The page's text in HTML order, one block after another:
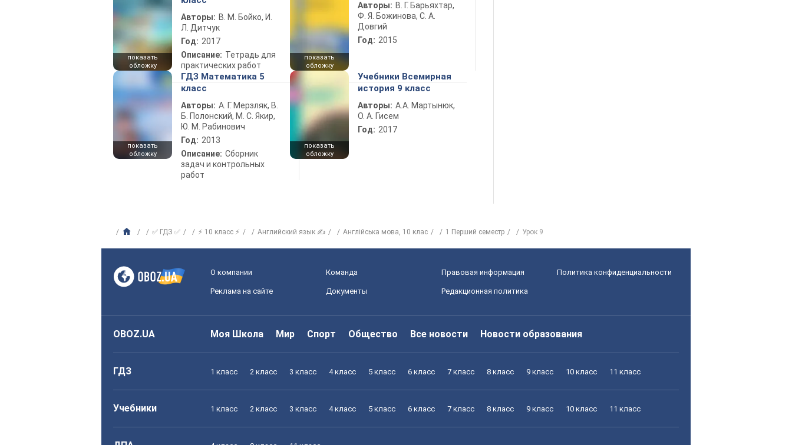
показать
обложку
Авторы: В. М. Бойко, И.
Л. Дитчук
Год: 2017
Описание: Тетрадь для
практических работ
показать
обложку
Авторы: В. Г. Барьяхтар,
Ф. Я. Божинова, С. А.
Довгий
Год: 2015
показать
обложку
ГДЗ Математика 5
класс
Авторы: А. Г. Мерзляк, В.
Б. Полонский, М. С. Якир,
Ю. М. Рабинович
Год: 2013
Описание: Сборник
задач и контрольных
работ
показать
обложку
Учебники Всемирная
история 9 класс
Авторы: А.А. Мартынюк,
О. А. Гисем
Год: 2017
✅ ГДЗ ✅ ⚡ 10 класс ⚡ Английский язык ✍ Англiйська мова, 10 клас 1 Перший семестр Урок 9
О компании Команда Правовая информация Политика конфиденциальности
Реклама на сайте Документы Редакционная политика
OBOZ.UA Моя Школа Мир Спорт Общество Все новости Новости образования
ГДЗ 1 класс 2 класс 3 класс 4 класс 5 класс 6 класс 7 класс 8 класс 9 класс 10 класс 11 класс
Учебники 1 класс 2 класс 3 класс 4 класс 5 класс 6 класс 7 класс 8 класс 9 класс 10 класс 11 класс